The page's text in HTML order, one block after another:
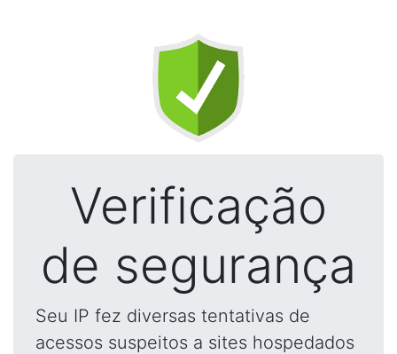
Verificação
de segurança
Seu IP fez diversas tentativas de
acessos suspeitos a sites hospedados